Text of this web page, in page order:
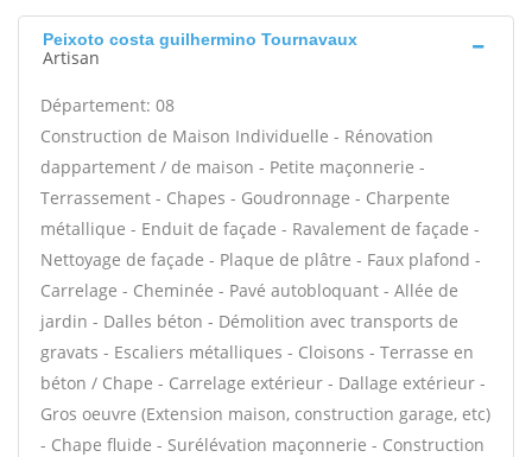
Peixoto costa guilhermino Tournavaux
Artisan
Département: 08
Construction de Maison Individuelle - Rénovation
dappartement / de maison - Petite maçonnerie -
Terrassement - Chapes - Goudronnage - Charpente
métallique - Enduit de façade - Ravalement de façade -
Nettoyage de façade - Plaque de plâtre - Faux plafond -
Carrelage - Cheminée - Pavé autobloquant - Allée de
jardin - Dalles béton - Démolition avec transports de
gravats - Escaliers métalliques - Cloisons - Terrasse en
béton / Chape - Carrelage extérieur - Dallage extérieur -
Gros oeuvre (Extension maison, construction garage, etc)
- Chape fluide - Surélévation maçonnerie - Construction